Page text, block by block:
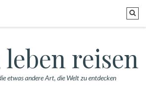
reisen
etwas andere Art, die Welt zu entdecken